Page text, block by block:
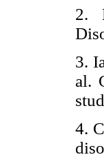
2.
3.
al.
4.